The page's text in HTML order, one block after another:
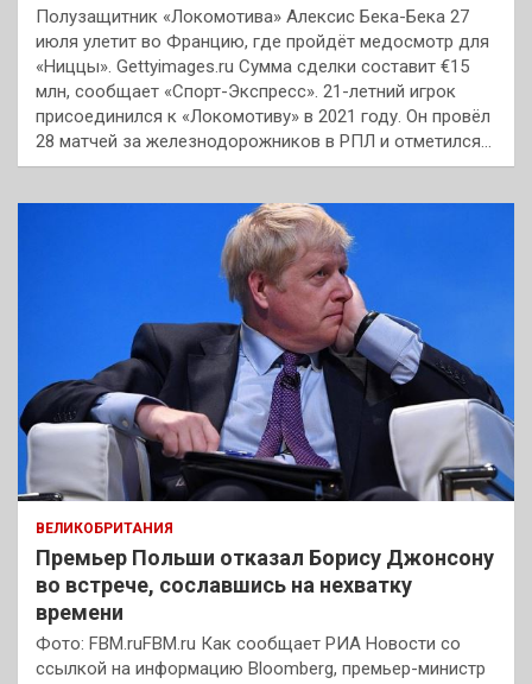
Полузащитник «Локомотива» Алексис Бека-Бека 27
июля улетит во Францию, где пройдёт медосмотр для
«Ниццы». Gettyimages.ru Сумма сделки составит €15
млн, сообщает «Спорт-Экспресс». 21-летний игрок
присоединился к «Локомотиву» в 2021 году. Он провёл
28 матчей за железнодорожников в РПЛ и отметился…
ВЕЛИКОБРИТАНИЯ
Премьер Польши отказал Борису Джонсону
во встрече, сославшись на нехватку
времени
Фото: FBM.ruFBM.ru Как сообщает РИА Новости со
ссылкой на информацию Bloomberg, премьер-министр